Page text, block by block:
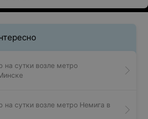
на сутки возле метро
на сутки возле метро Немига в